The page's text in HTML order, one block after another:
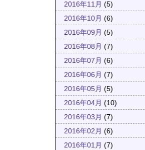
2016年11月 (5)
2016年10月 (6)
2016年09月 (5)
2016年08月 (7)
2016年07月 (6)
2016年06月 (7)
2016年05月 (5)
2016年04月 (10)
2016年03月 (7)
2016年02月 (6)
2016年01月 (7)